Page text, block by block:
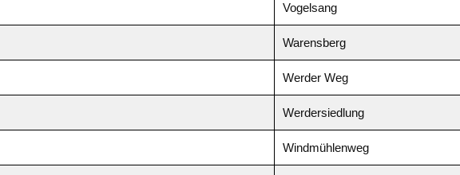
Vogelsang
Warensberg
Werder Weg
Werdersiedlung
Windmühlenweg